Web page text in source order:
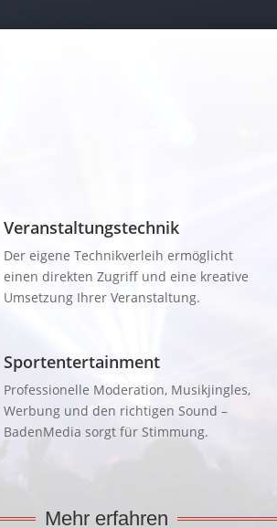
Veranstaltungstechnik
Der eigene Technikverleih ermöglicht
einen direkten Zugriff und eine kreative
Umsetzung Ihrer Veranstaltung.
Sportentertainment
Professionelle Moderation, Musikjingles,
Werbung und den richtigen Sound –
BadenMedia sorgt für Stimmung.
Mehr erfahren